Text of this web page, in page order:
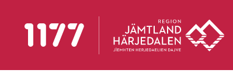
Till startsidan för 1177